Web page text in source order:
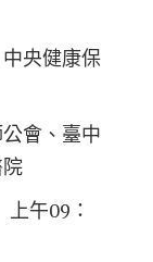
中央健康保
會、臺中
上午09：